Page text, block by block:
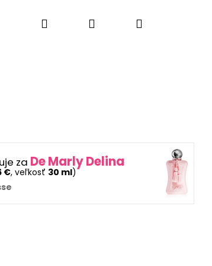
VÔNE PODĽA TYPU
Hľadať PrihlásenieNákupný
za De Marly Delina
€, veľkosť 30 ml)